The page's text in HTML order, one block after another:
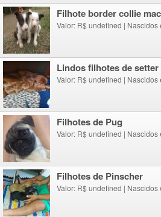
Filhote border collie
Valor: R$ undefined | Nascidos
lindos filhotes de
Valor: R$ undefined | Nascidos
Filhotes de Pug
Valor: R$ undefined | Nascidos
Filhotes de Pinscher
Valor: R$ undefined | Nascidos